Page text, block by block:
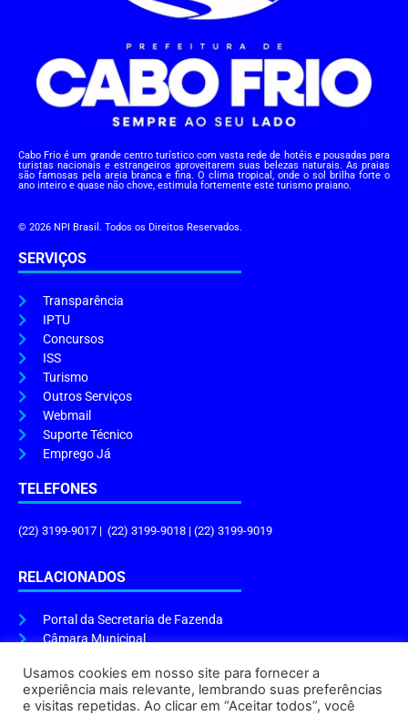
Cabo Frio é um grande centro turístico com vasta rede de hotéis e pousadas para
turistas nacionais e estrangeiros aproveitarem suas belezas naturais. As praias
são famosas pela areia branca e fina. O clima tropical, onde o sol brilha forte o
ano inteiro e quase não chove, estimula fortemente este turismo praiano.
© 2026 NPI Brasil. Todos os Direitos Reservados.
SERVIÇOS
Transparência
IPTU
Concursos
ISS
Turismo
Outros Serviços
Webmail
Suporte Técnico
Emprego Já
TELEFONES
(22) 3199-9017 | (22) 3199-9018 | (22) 3199-9019
RELACIONADOS
Portal da Secretaria de Fazenda
Câmara Municipal
ENDEREÇO E HORÁRIO
Usamos cookies em nosso site para fornecer a
experiência mais relevante, lembrando suas preferências
e visitas repetidas. Ao clicar em “Aceitar todos”, você